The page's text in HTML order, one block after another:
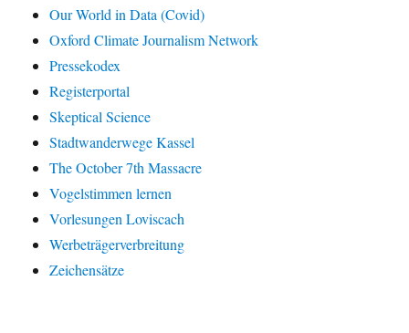
Our World in Data (Covid)
Oxford Climate Journalism Network
Pressekodex
Registerportal
Skeptical Science
Stadtwanderwege Kassel
The October 7th Massacre
Vogelstimmen lernen
Vorlesungen Loviscach
Werbeträgerverbreitung
Zeichensätze